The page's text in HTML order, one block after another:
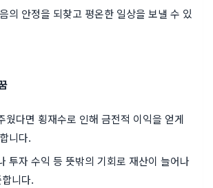
의 안정을 되찾고 평온한 일상을 보낼 수 있
웠다면 횡재수로 인해 금전적 이익을 얻게
니다.
투자 수익 등 뜻밖의 기회로 재산이 늘어나
니다.